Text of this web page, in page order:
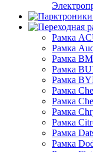
Рамка
Рамка
Рамка
Рамка
Рамка
Рамка
Рамка
Рамка
Рамка
Рамка
Рамка